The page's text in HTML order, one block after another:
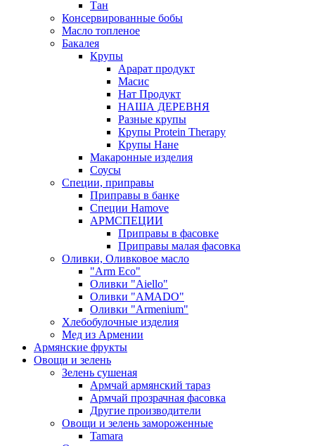
Тан
Консервированные бобы
Масло топленое
Бакалея
Крупы
Арарат продукт
Масис
Нат Продукт
НАША ДЕРЕВНЯ
Разные крупы
Крупы Protein Therapy
Крупы Нане
Макаронные изделия
Соусы
Специи, приправы
Приправы в банке
Специи Hamove
АРМСПЕЦИИ
Приправы в фасовке
Приправы малая фасовка
Оливки, Оливковое масло
"Arm Eco"
Оливки "Aiello"
Оливки "AMADO"
Оливки "Armenium"
Хлебобулочные изделия
Мед из Армении
Армянские фрукты
Овощи и зелень
Зелень сушеная
Армчай армянский тараз
Армчай прозрачная фасовка
Другие производители
Овощи и зелень замороженные
Tamara